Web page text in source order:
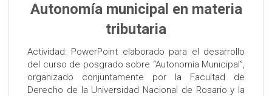
Autonomía municipal en materia
tributaria
Actividad: PowerPoint elaborado para el desarrollo
del curso de posgrado sobre “Autonomía Municipal”,
organizado conjuntamente por la Facultad de
Derecho de la Universidad Nacional de Rosario y la